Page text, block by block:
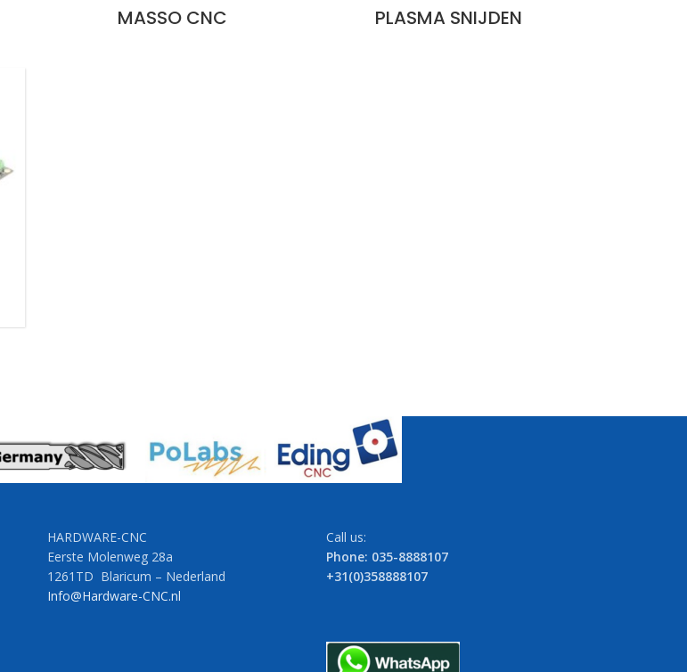
MASSO CNC PLASMA SNIJDEN
HARDWARE-CNC
Eerste Molenweg 28a
1261TD Blaricum – Nederland
Info@Hardware-CNC.nl
Call us:
Phone: 035-8888107
+31(0)358888107